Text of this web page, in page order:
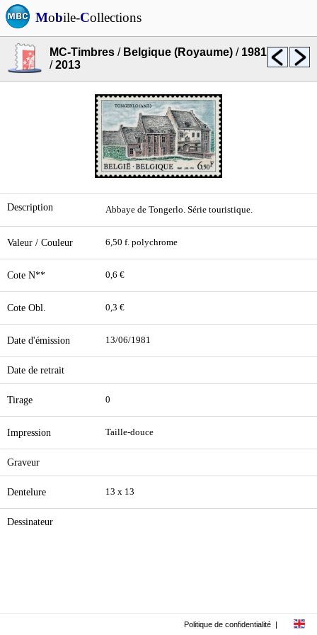
Mobile-Collections
MC-Timbres / Belgique (Royaume) / 1981
/2013
Description Abbaye de Tongerlo. Série touristique.
Valeur / Couleur 6,50 f. polychrome
Cote N** 0,6 €
Cote Obl. 0,3 €
Date d'émission 13/06/1981
Date de retrait
Tirage 0
Impression Taille-douce
Graveur
Dentelure 13 x 13
Dessinateur
Politique de confidentialité |